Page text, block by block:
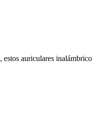
, estos auriculares